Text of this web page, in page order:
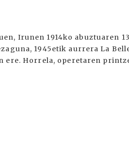
Irunen 1914ko abuztuaren
1945etik aurrera La
ere. Horrela, operetaren